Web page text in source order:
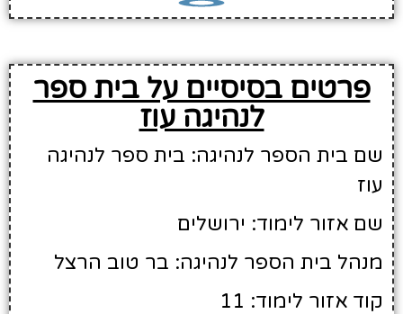
פרטים בסיסיים על בית ספר
לנהיגה עוז
שם בית הספר לנהיגה: בית ספר לנהיגה
עוז
שם אזור לימוד: ירושלים
מנהל בית הספר לנהיגה: בר טוב הרצל
קוד אזור לימוד: 11